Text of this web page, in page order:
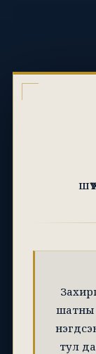
шатны
тул